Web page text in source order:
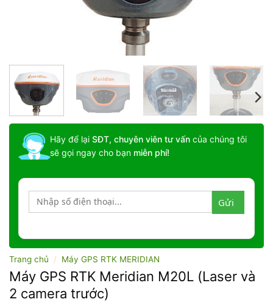
Hãy để lại SĐT, chuyên viên tư vấn của chúng tôi
sẽ gọi ngay cho bạn miễn phí!
Trang chủ / Máy GPS RTK MERIDIAN
Máy GPS RTK Meridian M20L (Laser và
2 camera trước)